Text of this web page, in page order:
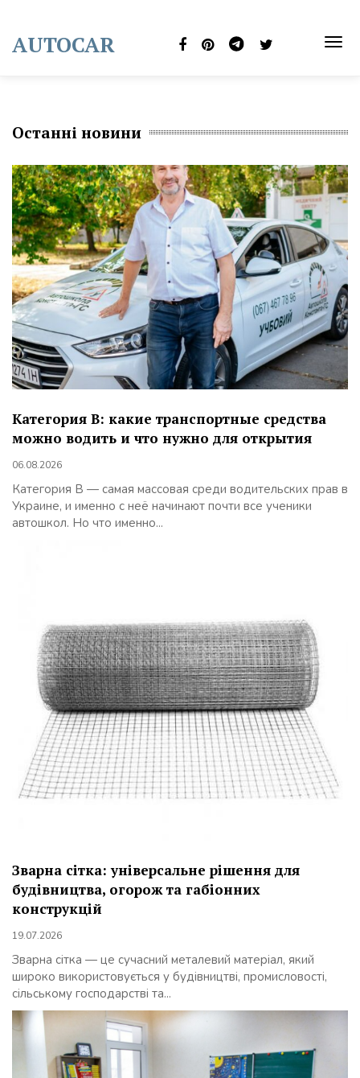
content
AUTOCAR
Останні новини
Категория B: какие транспортные средства
можно водить и что нужно для открытия
06.08.2026
Категория B — самая массовая среди водительских прав в
Украине, и именно с неё начинают почти все ученики
автошкол. Но что именно...
Зварна сітка: універсальне рішення для
будівництва, огорож та габіонних
конструкцій
19.07.2026
Зварна сітка — це сучасний металевий матеріал, який
широко використовується у будівництві, промисловості,
сільському господарстві та...